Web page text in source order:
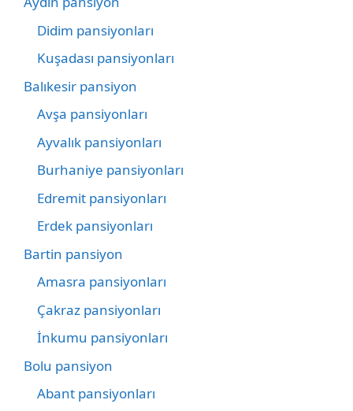
Didim pansiyonları
Kuşadası pansiyonları
Balıkesir pansiyon
Avşa pansiyonları
Ayvalık pansiyonları
Burhaniye pansiyonları
Edremit pansiyonları
Erdek pansiyonları
Bartin pansiyon
Amasra pansiyonları
Çakraz pansiyonları
İnkumu pansiyonları
Bolu pansiyon
Abant pansiyonları